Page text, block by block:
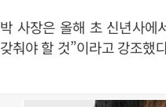
박 사장은 올해 초 신년사에
갖춰야 할 것”이라고 강조했